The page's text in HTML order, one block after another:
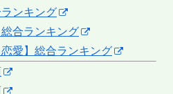
ランキング
総合ランキング
愛】総合ランキング